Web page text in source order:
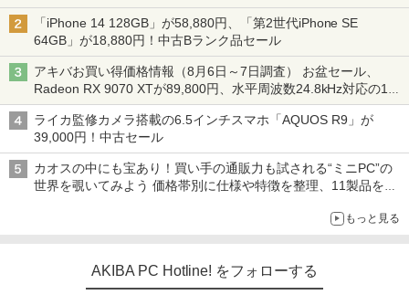
「iPhone 14 128GB」が58,880円、「第2世代iPhone SE
64GB」が18,880円！中古Bランク品セール
アキバお買い得価格情報（8月6日～7日調査） お盆セール、
Radeon RX 9070 XTが89,800円、水平周波数24.8kHz対応の17
型モニターが9,801円、暑さ指数連動セール ほか
ライカ監修カメラ搭載の6.5インチスマホ「AQUOS R9」が
39,000円！中古セール
カオスの中にも宝あり！買い手の通販力も試される“ミニPC”の
世界を覗いてみよう 価格帯別に仕様や特徴を整理、11製品をピ
もっと見る
AKIBA PC Hotline! をフォローする